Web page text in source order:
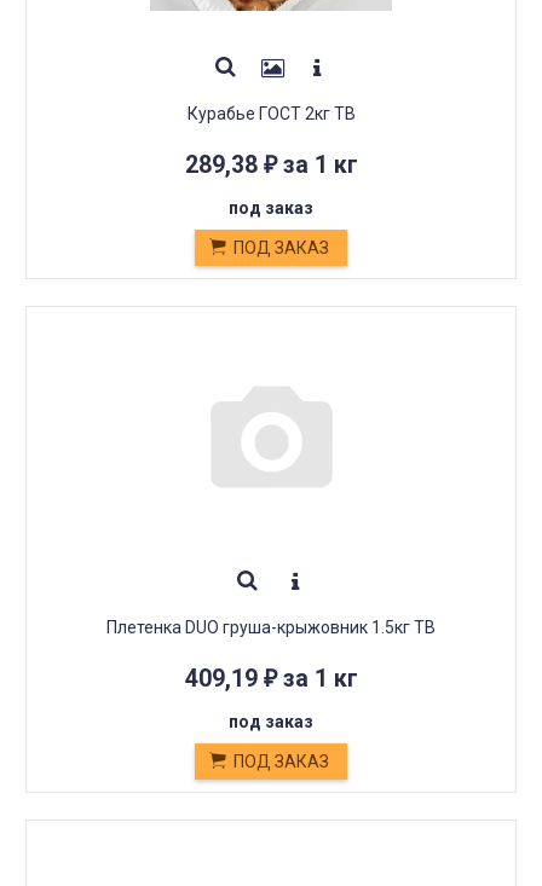
Курабье ГОСТ 2кг ТВ
289,38 ₽за 1 кг
под заказ
ПОД ЗАКАЗ
Плетенка DUO груша-крыжовник 1.5кг ТВ
409,19 ₽за 1 кг
под заказ
ПОД ЗАКАЗ